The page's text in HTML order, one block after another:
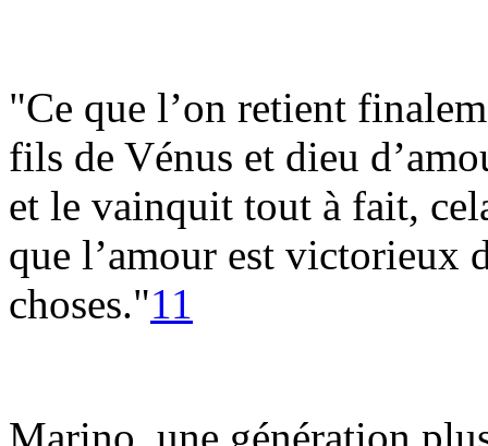
"Ce que l’on retient
fils de Vénus et dieu
et le vainquit tout à fait,
que l’amour est victorieux
choses."11